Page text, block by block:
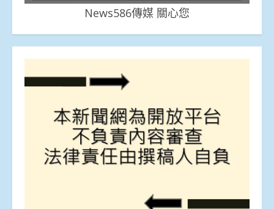
News586傳媒 關心您